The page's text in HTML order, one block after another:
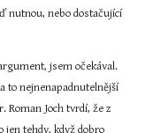
nutnou, nebo dostačující
jsem očekával.
to nejnenapadnutelnější
Roman Joch tvrdí, že z
jen tehdy, když dobro